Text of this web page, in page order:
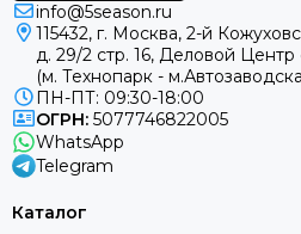
info@5season.ru
115432, г. Москва, 2-й
д. 29/2 стр. 16, Деловой Центр
(м. Технопарк -
ПН-ПТ: 09:30-18:00
ОГРН: 5077746822005
WhatsApp
Telegram
Каталог